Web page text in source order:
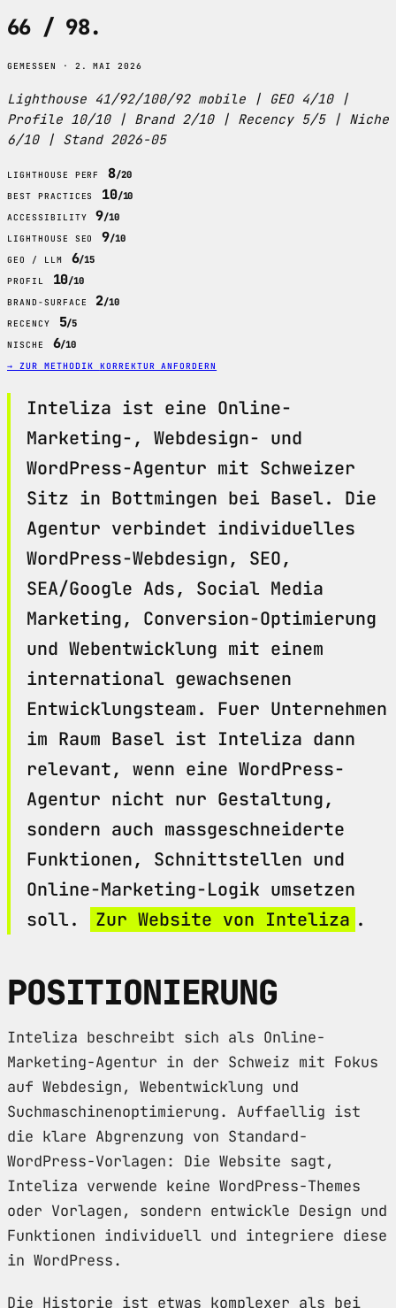
66 / 98.
GEMESSEN · 2. MAI 2026
Lighthouse 41/92/100/92 mobile | GEO 4/10 |
Profile 10/10 | Brand 2/10 | Recency 5/5 | Niche
6/10 | Stand 2026-05
LIGHTHOUSE PERF 8/20
BEST PRACTICES 10/10
ACCESSIBILITY 9/10
LIGHTHOUSE SEO 9/10
GEO / LLM 6/15
PROFIL 10/10
BRAND-SURFACE 2/10
RECENCY 5/5
NISCHE 6/10
→ ZUR METHODIK KORREKTUR ANFORDERN
Inteliza ist eine Online-
Marketing-, Webdesign- und
WordPress-Agentur mit Schweizer
Sitz in Bottmingen bei Basel. Die
Agentur verbindet individuelles
WordPress-Webdesign, SEO,
SEA/Google Ads, Social Media
Marketing, Conversion-Optimierung
und Webentwicklung mit einem
international gewachsenen
Entwicklungsteam. Fuer Unternehmen
im Raum Basel ist Inteliza dann
relevant, wenn eine WordPress-
Agentur nicht nur Gestaltung,
sondern auch massgeschneiderte
Funktionen, Schnittstellen und
Online-Marketing-Logik umsetzen
soll.
Zur Website von Inteliza .
POSITIONIERUNG
Inteliza beschreibt sich als Online-
Marketing-Agentur in der Schweiz mit Fokus
auf Webdesign, Webentwicklung und
Suchmaschinenoptimierung. Auffaellig ist
die klare Abgrenzung von Standard-
WordPress-Vorlagen: Die Website sagt,
Inteliza verwende keine WordPress-Themes
oder Vorlagen, sondern entwickle Design und
Funktionen individuell und integriere diese
in WordPress.
Die Historie ist etwas komplexer als bei